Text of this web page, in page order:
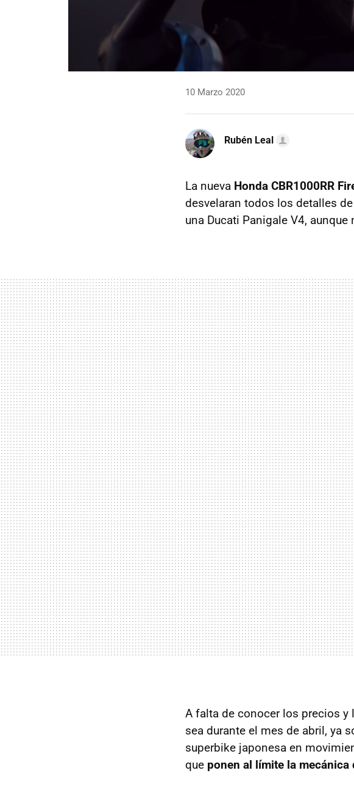
10 Marzo 2020
Rubén Leal
La nueva Honda CBR1000RR
desvelaran todos los detalles
una Ducati Panigale V4,
A falta de conocer los precios y
sea durante el mes de abril, ya
superbike japonesa en
que ponen al límite la mecánica